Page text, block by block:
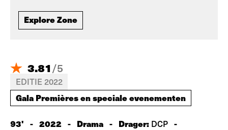
Explore Zone
3.81/5
EDITIE 2022
Gala Premières en speciale evenementen
93' - 2022 - Drama - Drager: DCP -